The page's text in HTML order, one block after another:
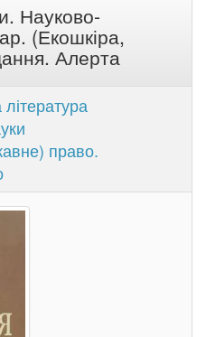
Науково-
(Екошкіра,
Алерта
право.